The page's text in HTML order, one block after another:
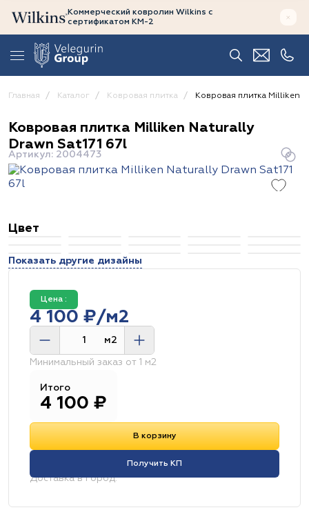
Коммерческий ковролин Wilkins с
сертификатом КМ-2
Главная Каталог Ковровая плитка Ковровая плитка Milliken
Ковровая плитка Milliken Naturally
Drawn Sat171 67l
Артикул: 2004473
Цвет
Показать другие дизайны
Цена :
4 100 ₽/м2
м2
Минимальный заказ от 1 м2
Итого
4 100 ₽
В корзину
Получить КП
Доставка в город: